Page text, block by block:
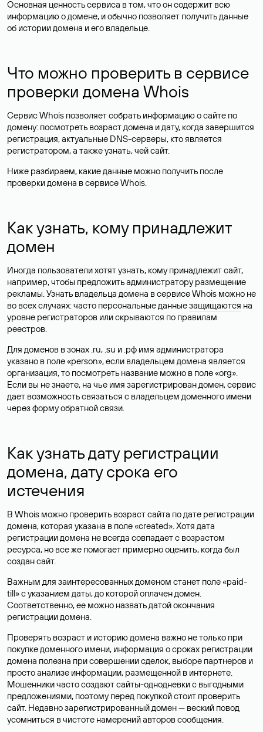
Основная ценность сервиса в том, что он содержит всю
информацию о домене, и обычно позволяет получить данные
об истории домена и его владельце.
Что можно проверить в сервисе
проверки домена Whois
Сервис Whois позволяет собрать информацию о сайте по
домену: посмотреть возраст домена и дату, когда завершится
регистрация, актуальные DNS-серверы, кто является
регистратором, а также узнать, чей сайт.
Ниже разбираем, какие данные можно получить после
проверки домена в сервисе Whois.
Как узнать, кому принадлежит
домен
Иногда пользователи хотят узнать, кому принадлежит сайт,
например, чтобы предложить администратору размещение
рекламы. Узнать владельца домена в сервисе Whois можно не
во всех случаях: часто персональные данныезащищаются на
уровне регистраторов или скрываются по правилам
реестров.
Для доменов в зонах .ru, .su и .рф имя администратора
указано в поле «person», если владельцем домена является
организация, то посмотреть название можно в поле «org».
Если вы не знаете, на чье имя зарегистрирован домен, сервис
дает возможность связаться с владельцем доменного имени
через форму обратной связи.
Как узнать дату регистрации
домена, дату срока его
истечения
В Whois можно проверить возраст сайта по дате регистрации
домена, которая указана в поле «created». Хотя дата
регистрации домена не всегда совпадает с возрастом
ресурса, но все же помогает примерно оценить, когда был
создан сайт.
Важным для заинтересованных доменом станет поле «paid-
till» с указанием даты, до которой оплачен домен.
Соответственно, ее можно назвать датой окончания
регистрации домена.
Проверять возраст и историю домена важно не только при
покупке доменного имени, информация о сроках регистрации
домена полезна при совершении сделок, выборе партнеров и
просто анализе информации, размещенной в интернете.
Мошенники часто создают сайты-однодневки с выгодными
предложениями, поэтому перед покупкой стоит проверить
сайт. Недавно зарегистрированный домен — веский повод
усомниться в чистоте намерений авторов сообщения.